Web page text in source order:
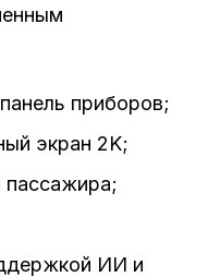
приборов;
экран 2K;
ИИ и